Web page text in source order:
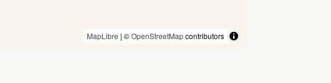
MapLibre | ©OpenStreetMapcontributors